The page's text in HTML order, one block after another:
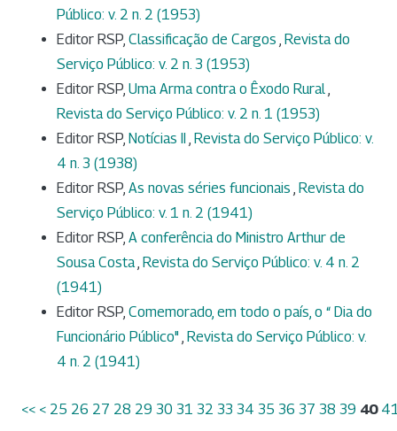
Público: v. 2 n. 2 (1953)
Editor RSP, Classificação de Cargos , Revista do
Serviço Público: v. 2 n. 3 (1953)
Editor RSP, Uma Arma contra o Êxodo Rural,
Revista do Serviço Público: v. 2 n. 1 (1953)
Editor RSP, Notícias II , Revista do Serviço Público: v.
4 n. 3 (1938)
Editor RSP, As novas séries funcionais , Revista do
Serviço Público: v. 1 n. 2 (1941)
Editor RSP, A conferência do Ministro Arthur de
Sousa Costa, Revista do Serviço Público: v. 4 n. 2
(1941)
Editor RSP, Comemorado, em todo o país, o “ Dia do
Funcionário Público" , Revista do Serviço Público: v.
4 n. 2 (1941)
<< < 25 26 27 28 29 30 31 32 33 34 35 36 37 38 39 40